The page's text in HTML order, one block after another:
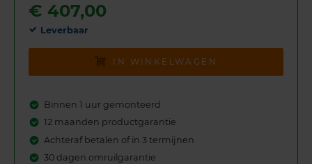
€ 407,00
Leverbaar
IN WINKELWAGEN
Binnen 1 uur gemonteerd
12 maanden productgarantie
Achteraf betalen of in 3 termijnen
30 dagen omruilgarantie